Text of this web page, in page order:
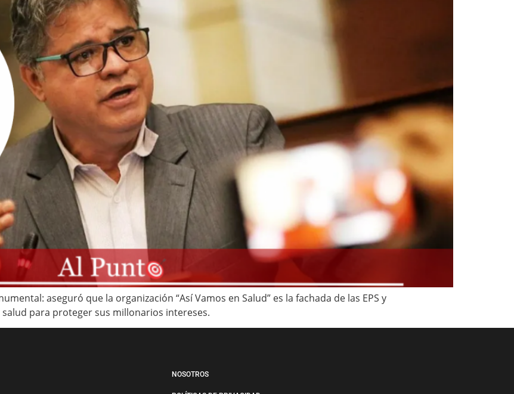
aseguró que la organización “Así Vamos en Salud” es la fachada de las EPS y
para proteger sus millonarios intereses.
NOSOTROS